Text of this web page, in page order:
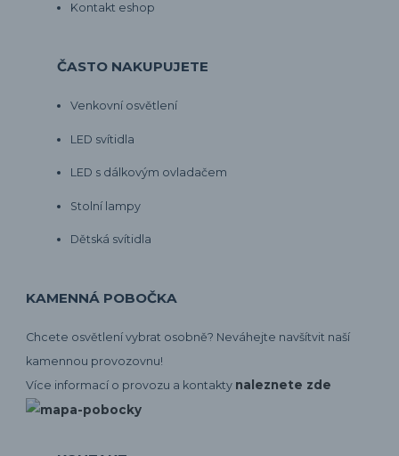
Kontakt eshop
ČASTO NAKUPUJETE
Venkovní osvětlení
LED svítidla
LED s dálkovým ovladačem
Stolní lampy
Dětská svítidla
KAMENNÁ POBOČKA
Chcete osvětlení vybrat osobně? Neváhejte navšítvit naší
kamennou provozovnu!
Více informací o provozu a kontakty naleznete zde